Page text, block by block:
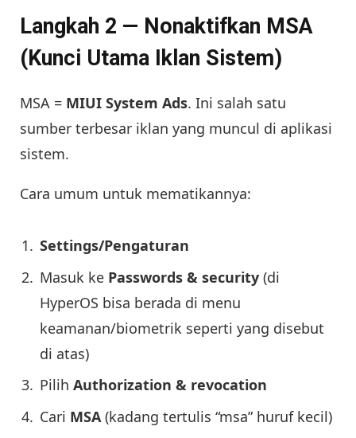
Langkah 2 — Nonaktifkan MSA
(Kunci Utama Iklan Sistem)
MSA = MIUI System Ads. Ini salah satu
sumber terbesar iklan yang muncul di aplikasi
sistem.
Cara umum untuk mematikannya:
Settings/Pengaturan
Masuk ke Passwords & security (di
HyperOS bisa berada di menu
keamanan/biometrik seperti yang disebut
di atas)
Pilih Authorization & revocation
Cari MSA(kadang tertulis “msa” huruf kecil)